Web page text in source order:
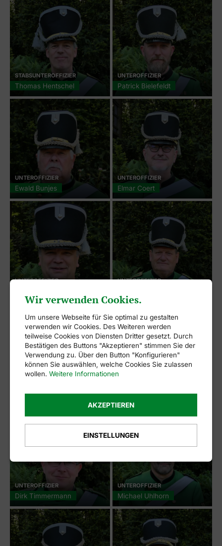
STABSUNTEROFFIZIER
Thomas Hentschel
UNTEROFFIZIER
Patrick Bielefeldt
UNTEROFFIZIER
Ewald Bunjes
UNTEROFFIZIER
Elmar Coert
UNTEROFFIZIER UNTEROFFIZIER
Axel Hengemühle Andreas Sosnowski
UNTEROFFIZIER
Dirk Timmermann
UNTEROFFIZIER
Michael Uhlhorn
Wir verwenden Cookies.
Um unsere Webseite für Sie optimal zu gestalten
verwenden wir Cookies. Des Weiteren werden
teilweise Cookies von Diensten Dritter gesetzt. Durch
Bestätigen des Buttons "Akzeptieren" stimmen Sie der
Verwendung zu. Über den Button "Konfigurieren"
können Sie auswählen, welche Cookies Sie zulassen
wollen. Weitere Informationen
AKZEPTIEREN
EINSTELLUNGEN